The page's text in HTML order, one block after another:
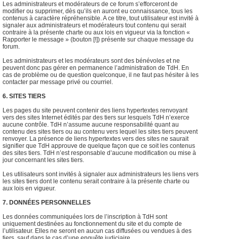
Les administrateurs et modérateurs de ce forum s’efforceront de
modifier ou supprimer, dès qu’ils en auront eu connaissance, tous les
contenus à caractère répréhensible. A ce titre, tout utilisateur est invité à
signaler aux administrateurs et modérateurs tout contenu qui serait
contraire à la présente charte ou aux lois en vigueur via la fonction «
Rapporter le message » (bouton [!]) présente sur chaque message du
forum.
Les administrateurs et les modérateurs sont des bénévoles et ne
peuvent donc pas gérer en permanence l’administration de TdH. En
cas de problème ou de question quelconque, il ne faut pas hésiter à les
contacter par message privé ou courriel.
6. SITES TIERS
Les pages du site peuvent contenir des liens hypertextes renvoyant
vers des sites Internet édités par des tiers sur lesquels TdH n’exerce
aucune contrôle. TdH n’assume aucune responsabilité quant au
contenu des sites tiers ou au contenu vers lequel les sites tiers peuvent
renvoyer. La présence de liens hypertextes vers des sites ne saurait
signifier que TdH approuve de quelque façon que ce soit les contenus
des sites tiers. TdH n’est responsable d’aucune modification ou mise à
jour concernant les sites tiers.
Les utilisateurs sont invités à signaler aux administrateurs les liens vers
les sites tiers dont le contenu serait contraire à la présente charte ou
aux lois en vigueur.
7. DONNÉES PERSONNELLES
Les données communiquées lors de l’inscription à TdH sont
uniquement destinées au fonctionnement du site et du compte de
l’utilisateur. Elles ne seront en aucun cas diffusées ou vendues à des